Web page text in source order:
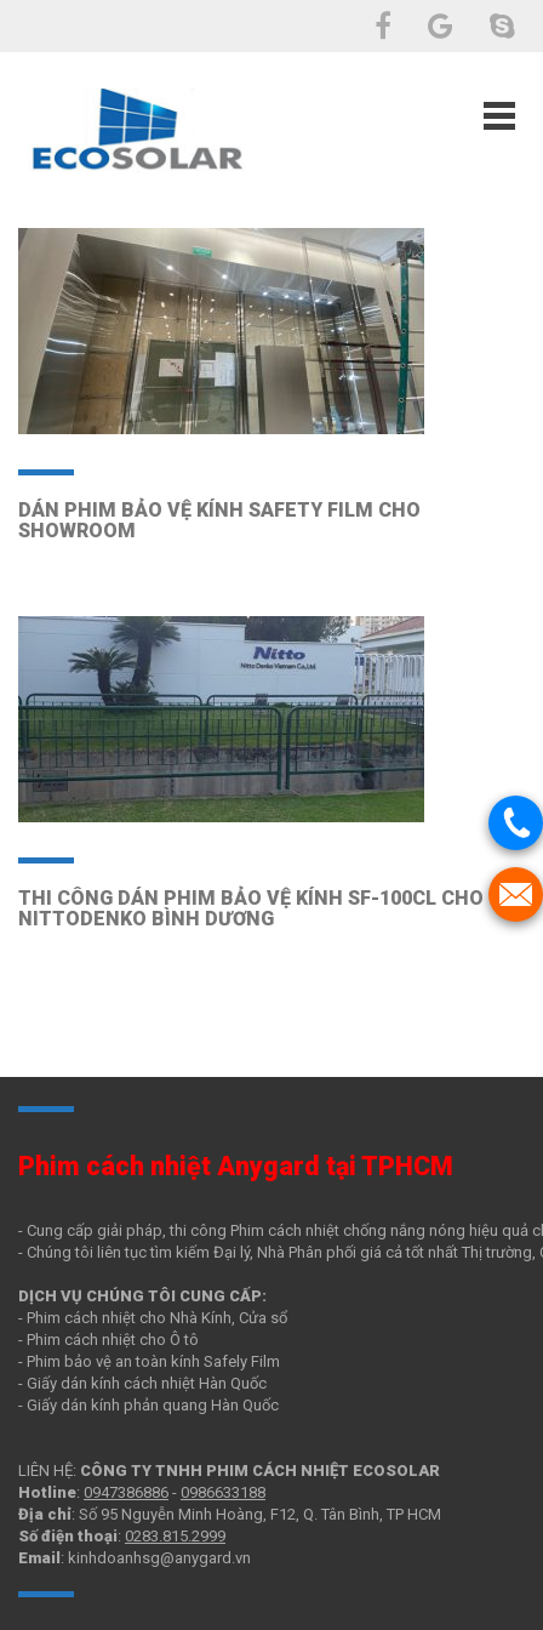
DÁN PHIM BẢO VỆ KÍNH SAFETY FILM CHO
SHOWROOM
THI CÔNG DÁN PHIM BẢO VỆ KÍNH SF-100CL CHO
NITTODENKO BÌNH DƯƠNG
Phim cách nhiệt Anygard tại TPHCM
- Cung cấp giải pháp, thi công Phim cách nhiệt chống nắng nóng hiệu quả
- Chúng tôi liên tục tìm kiếm Đại lý, Nhà Phân phối giá cả tốt nhất Thị trường,
DỊCH VỤ CHÚNG TÔI CUNG CẤP:
- Phim cách nhiệt cho Nhà Kính, Cửa sổ
- Phim cách nhiệt cho Ô tô
- Phim bảo vệ an toàn kính Safely Film
- Giấy dán kính cách nhiệt Hàn Quốc
- Giấy dán kính phản quang Hàn Quốc
LIÊN HỆ: CÔNG TY TNHH PHIM CÁCH NHIỆT ECOSOLAR
Hotline: 0947386886 - 0986633188
Địa chỉ: Số 95 Nguyễn Minh Hoàng, F12, Q. Tân Bình, TP HCM
Số điện thoại: 0283.815.2999
Email : kinhdoanhsg@anygard.vn